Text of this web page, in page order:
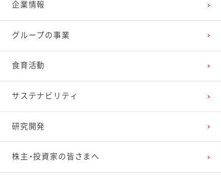
2025年3月
2025年2月
2025年1月
2024年4月
2024年3月
2024年2月
2023年5月
2023年4月
2023年3月
2022年6月
2022年5月
2022年4月
2021年7月
2021年6月
2021年5月
2020年8月
2020年7月
2020年6月
2019年9月
2019年8月
2019年7月
企業情報
グループの事業
食育活動
サステナビリティ
研究開発
株主・投資家の皆さまへ